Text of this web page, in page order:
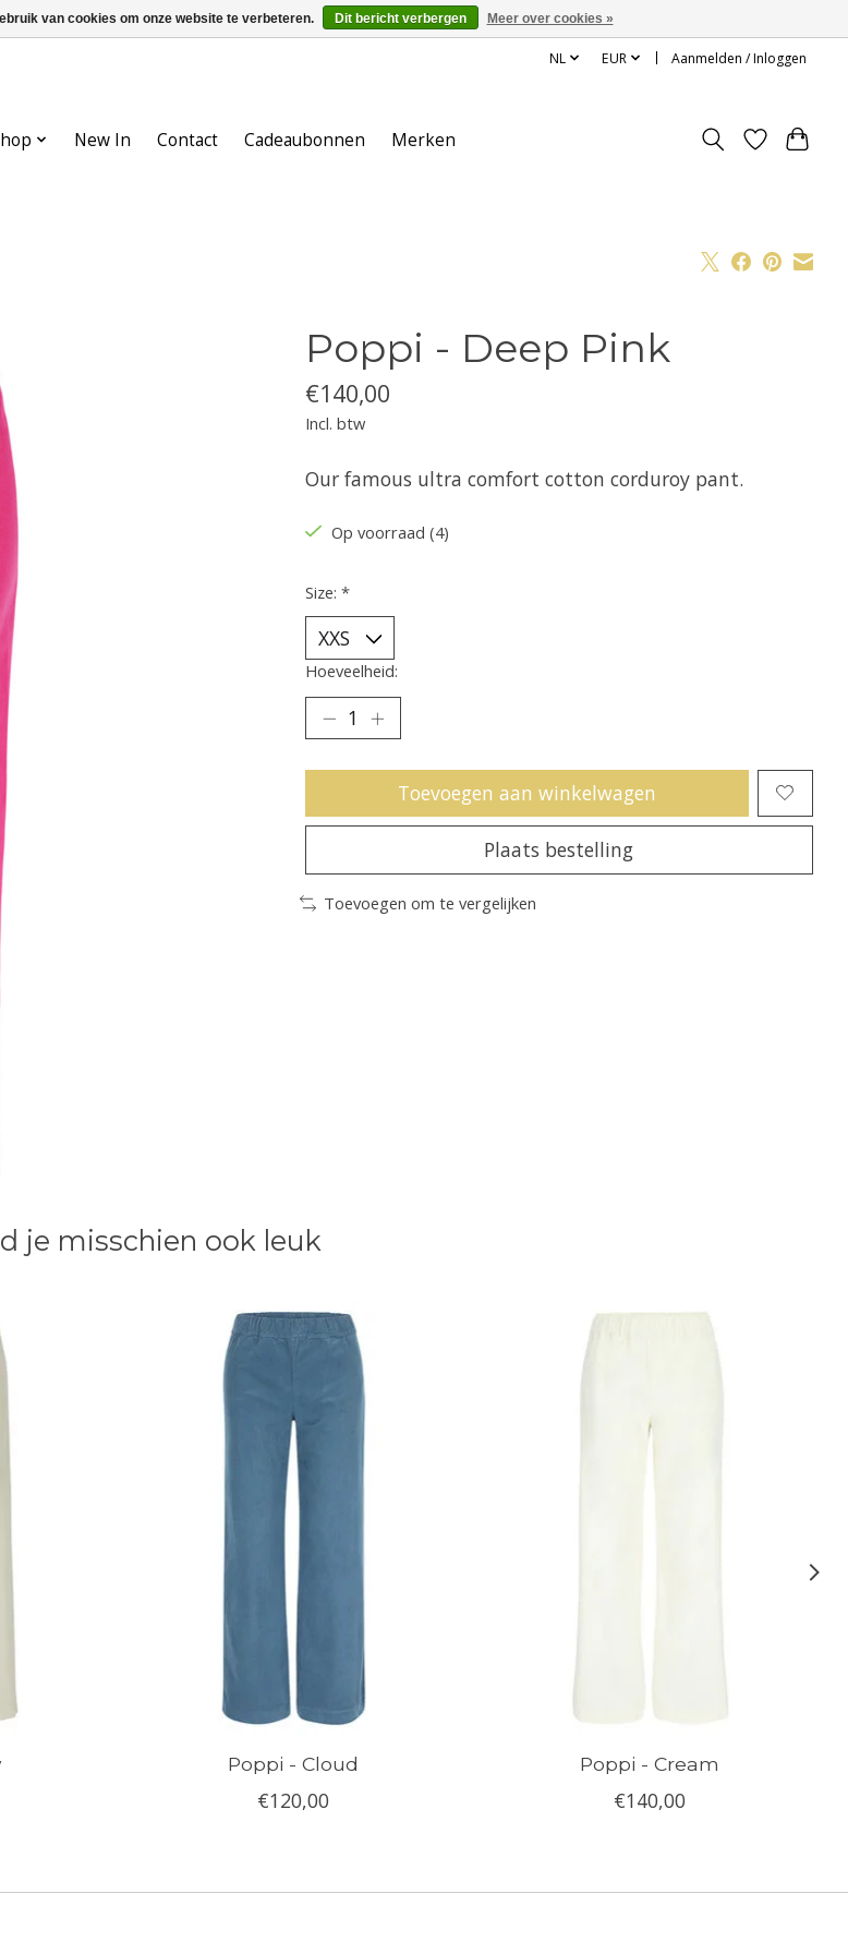
NL EUR Aanmelden / Inloggen
New In Contact Cadeaubonnen Merken
Poppi - Deep Pink
€140,00
Incl. btw
Our famous ultra comfort cotton corduroy pant.
Op voorraad (4)
Size: *
Hoeveelheid:
Toevoegen aan winkelwagen
Plaats bestelling
Toevoegen om te vergelijken
je misschien ook leuk
Poppi - Cloud
€120,00
Poppi - Cream
€140,00
van cookies om onze website te verbeteren. Dit bericht verbergen Meer over cookies »